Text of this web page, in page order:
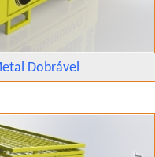
Dobrável